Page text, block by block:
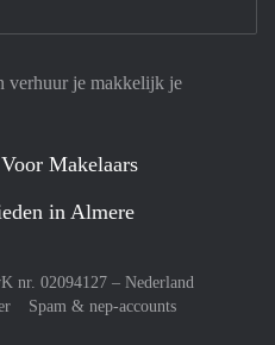
verhuur je makkelijk je
Voor Makelaars
in Almere
nr. 02094127 – Nederland
Spam & nep-accounts